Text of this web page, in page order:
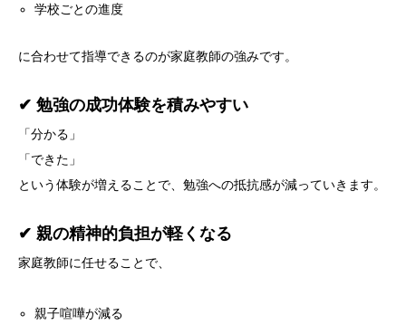
学校ごとの進度
に合わせて指導できるのが家庭教師の強みです。
✔ 勉強の成功体験を積みやすい
「分かる」
「できた」
という体験が増えることで、勉強への抵抗感が減っていきます。
✔ 親の精神的負担が軽くなる
家庭教師に任せることで、
親子喧嘩が減る